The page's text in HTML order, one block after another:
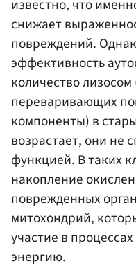
известно, что
снижает
повреждений.
эффективность
количество лизосом
переваривающих
компоненты) в
возрастает, они не
функцией. В таких
накопление
поврежденных
митохондрий,
участие в
энергию.